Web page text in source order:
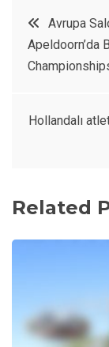
b
o
t
e
r
s
YazıAvrupa
Apeldoorn’da
Hollandalı
Related